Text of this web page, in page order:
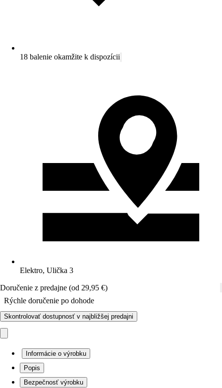
18 balenie okamžite k dispozícii
Elektro, Ulička 3
Doručenie z predajne (od 29,95 €)
Rýchle doručenie po dohode
Skontrolovať dostupnosť v najbližšej predajni
Informácie o výrobku
Popis
Bezpečnosť výrobku